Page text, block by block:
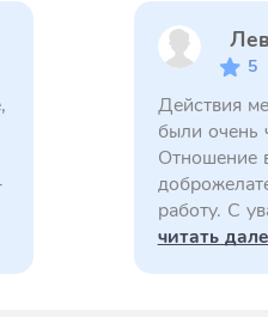
Лев
5
Действия
были очень
Отношение
работу. С
читать